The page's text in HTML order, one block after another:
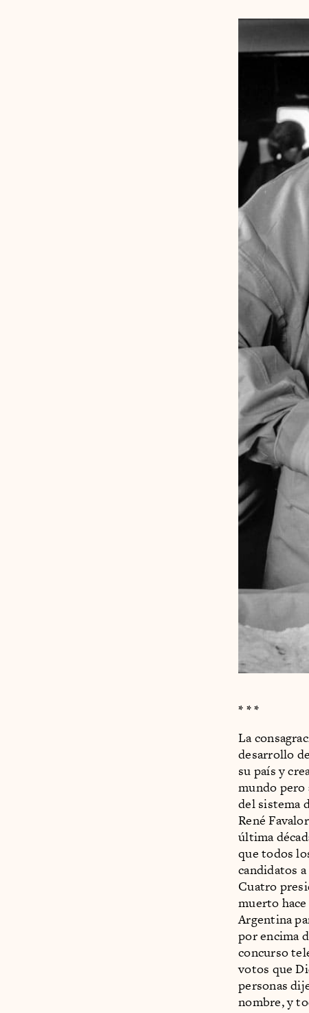
* * *
La
desarrollo
su país y
mundo pero
del sistema
René
última
que todos
candidatos
Cuatro
muerto hace
Argentina
por encima
concurso
votos que
personas
nombre, y